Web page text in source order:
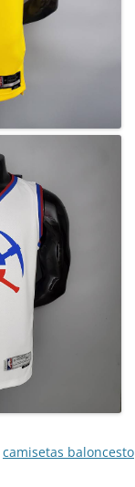
camisetas baloncesto